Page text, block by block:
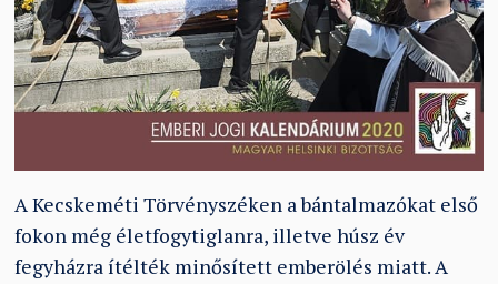
A Kecskeméti Törvényszéken a bántalmazókat első
fokon még életfogytiglanra, illetve húsz év
fegyházra ítélték minősített emberölés miatt. A